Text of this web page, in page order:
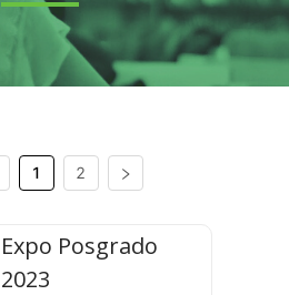
1 2
Expo Posgrado
2023